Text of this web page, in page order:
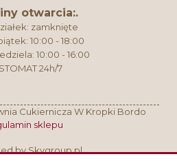
otwarcia:.
zamknięte
10:00 - 18:00
10:00 - 16:00
24h/7
Cukiernicza W Kropki Bordo
sklepu
bySkygroup.pl